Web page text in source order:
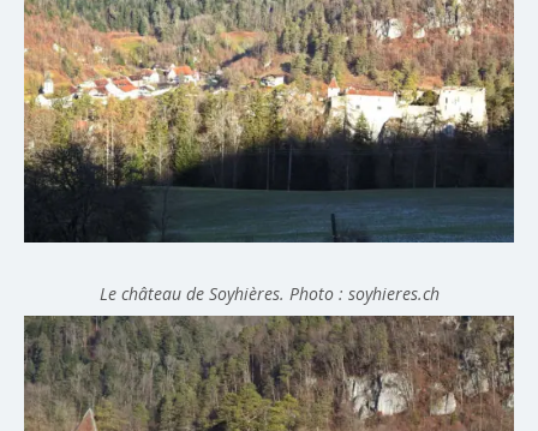
Le château de Soyhières. Photo : soyhieres.ch